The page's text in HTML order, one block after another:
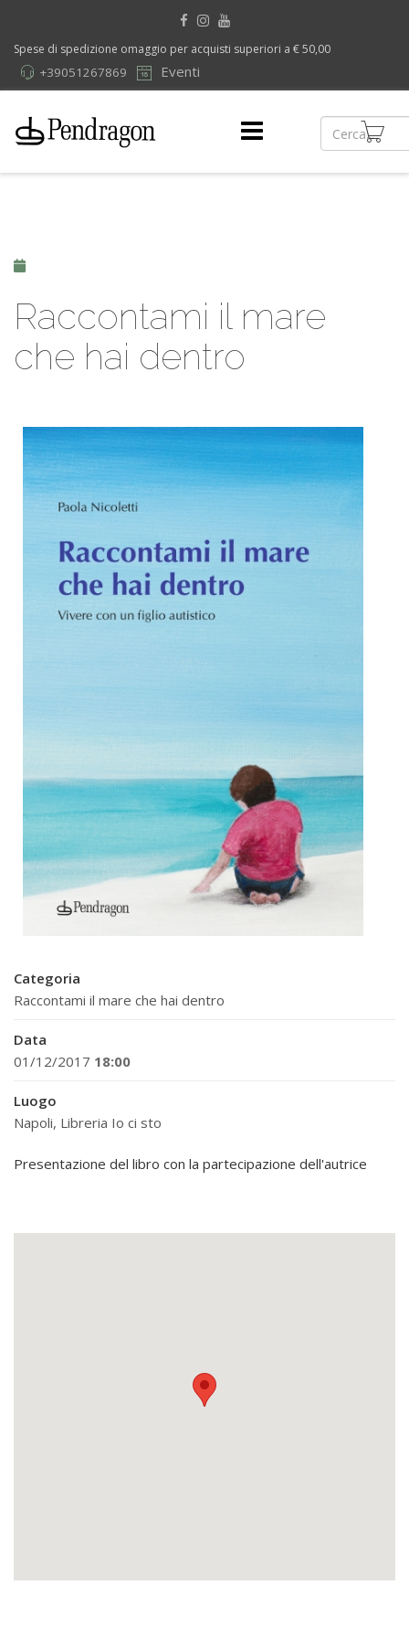
Spese di spedizione omaggio per acquisti superiori a € 50,00
Eventi
+39051267869
Raccontami il mare
che hai dentro
Categoria
Raccontami il mare che hai dentro
Data
01/12/2017 18:00
Luogo
Napoli, Libreria Io ci sto
Presentazione del libro con la partecipazione dell'autrice